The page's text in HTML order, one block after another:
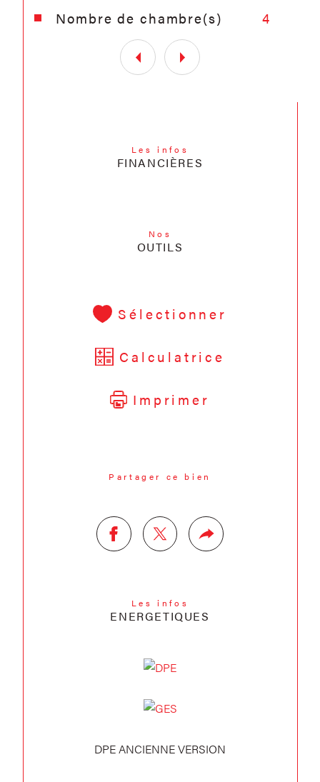
Nombre de chambre(s) 4
Les infos
FINANCIÈRES
Nos
OUTILS
Sélectionner
Calculatrice
Imprimer
Partager ce bien
Les infos
ENERGETIQUES
DPE ANCIENNE VERSION